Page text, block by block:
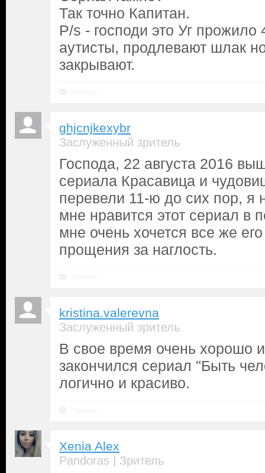
Так точно Капитан.
P/s - господи это Уг прожило
аутисты, продлевают шлак
закрывают.
ghjcnjkexybr
Заслуженный зритель
Господа, 22 августа 2016
сериала Красавица и
перевели 11-ю до сих пор, я
мне нравится этот сериал в
мне очень хочется все же
прощения за наглость.
kristina.valerevna
Заслуженный зритель
В свое время очень хорошо
закончился сериал "Быть
логично и красиво.
Xenia Alex
Pandoras | Зритель